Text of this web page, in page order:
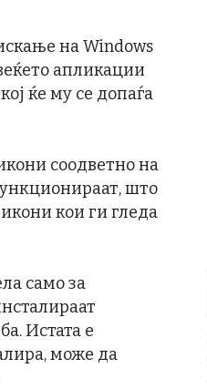
на Windows
апликации
ќе му се допаѓа
соодветно на
што
кои ги гледа
само за
Истата е
може да